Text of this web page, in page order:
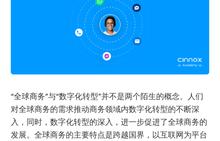
“全球商务”与“数字化转型”并不是两个陌生的概念。人们
对全球商务的需求推动商务领域内数字化转型的不断深
入，同时，数字化转型的深入，进一步促进了全球商务的
发展。全球商务的主要特点是跨越国界，以互联网为平台